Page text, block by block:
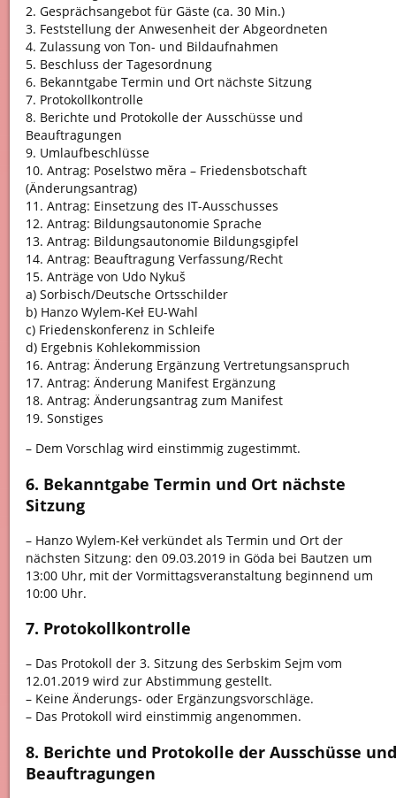
2. Gesprächsangebot für Gäste (ca. 30 Min.)
3. Feststellung der Anwesenheit der Abgeordneten
4. Zulassung von Ton- und Bildaufnahmen
5. Beschluss der Tagesordnung
6. Bekanntgabe Termin und Ort nächste Sitzung
7. Protokollkontrolle
8. Berichte und Protokolle der Ausschüsse und
Beauftragungen
9. Umlaufbeschlüsse
10. Antrag: Poselstwo měra – Friedensbotschaft
(Änderungsantrag)
11. Antrag: Einsetzung des IT-Ausschusses
12. Antrag: Bildungsautonomie Sprache
13. Antrag: Bildungsautonomie Bildungsgipfel
14. Antrag: Beauftragung Verfassung/Recht
15. Anträge von Udo Nykuš
a) Sorbisch/Deutsche Ortsschilder
b) Hanzo Wylem-Keł EU-Wahl
c) Friedenskonferenz in Schleife
d) Ergebnis Kohlekommission
16. Antrag: Änderung Ergänzung Vertretungsanspruch
17. Antrag: Änderung Manifest Ergänzung
18. Antrag: Änderungsantrag zum Manifest
19. Sonstiges
– Dem Vorschlag wird einstimmig zugestimmt.
6. Bekanntgabe Termin und Ort nächste
Sitzung
– Hanzo Wylem-Keł verkündet als Termin und Ort der
nächsten Sitzung: den 09.03.2019 in Göda bei Bautzen um
13:00 Uhr, mit der Vormittagsveranstaltung beginnend um
10:00 Uhr.
7. Protokollkontrolle
– Das Protokoll der 3. Sitzung des Serbskim Sejm vom
12.01.2019 wird zur Abstimmung gestellt.
– Keine Änderungs- oder Ergänzungsvorschläge.
– Das Protokoll wird einstimmig angenommen.
8. Berichte und Protokolle der Ausschüsse und
Beauftragungen